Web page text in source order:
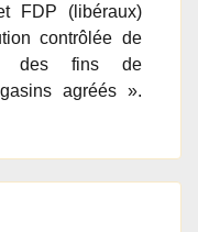
FDP (libéraux)
contrôlée de
des fins de
agréés ».